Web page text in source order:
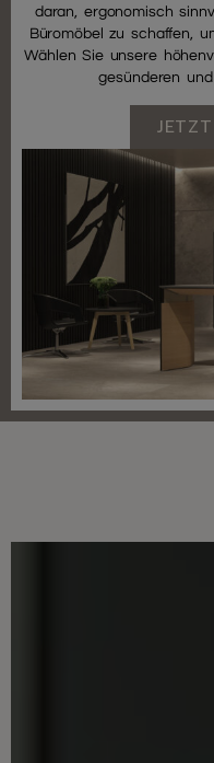
daran, ergonomisch
Büromöbel zu schaffen,
Wählen Sie unsere
gesünderen